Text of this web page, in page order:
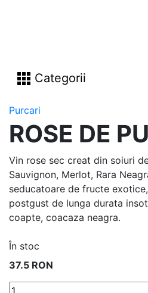
Categorii
Purcari
ROSE DE
Vin rose sec creat din soiuri
Sauvignon, Merlot, Rara
seducatoare de fructe
postgust de lunga durata
coapte, coacaza neagra.
În stoc
37.5 RON